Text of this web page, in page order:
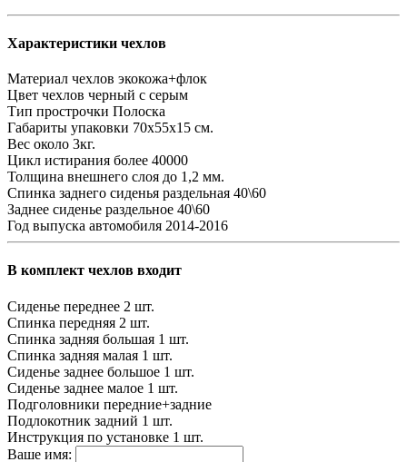
Характеристики чехлов
Материал чехлов экокожа+флок
Цвет чехлов черный с серым
Тип прострочки Полоска
Габариты упаковки 70х55х15 см.
Вес около 3кг.
Цикл истирания более 40000
Толщина внешнего слоя до 1,2 мм.
Спинка заднего сиденья раздельная 40\60
Заднее сиденье раздельное 40\60
Год выпуска автомобиля 2014-2016
В комплект чехлов входит
Сиденье переднее 2 шт.
Спинка передняя 2 шт.
Спинка задняя большая 1 шт.
Спинка задняя малая 1 шт.
Сиденье заднее большое 1 шт.
Сиденье заднее малое 1 шт.
Подголовники передние+задние
Подлокотник задний 1 шт.
Инструкция по установке 1 шт.
Ваше имя: